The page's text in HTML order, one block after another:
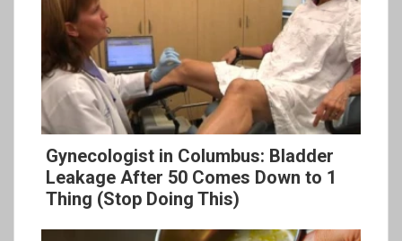
Gynecologist in Columbus: Bladder
Leakage After 50 Comes Down to 1
Thing (Stop Doing This)